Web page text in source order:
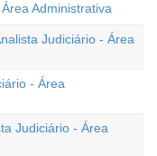
Administrativa
Judiciário - Área
- Área
Judiciário - Área